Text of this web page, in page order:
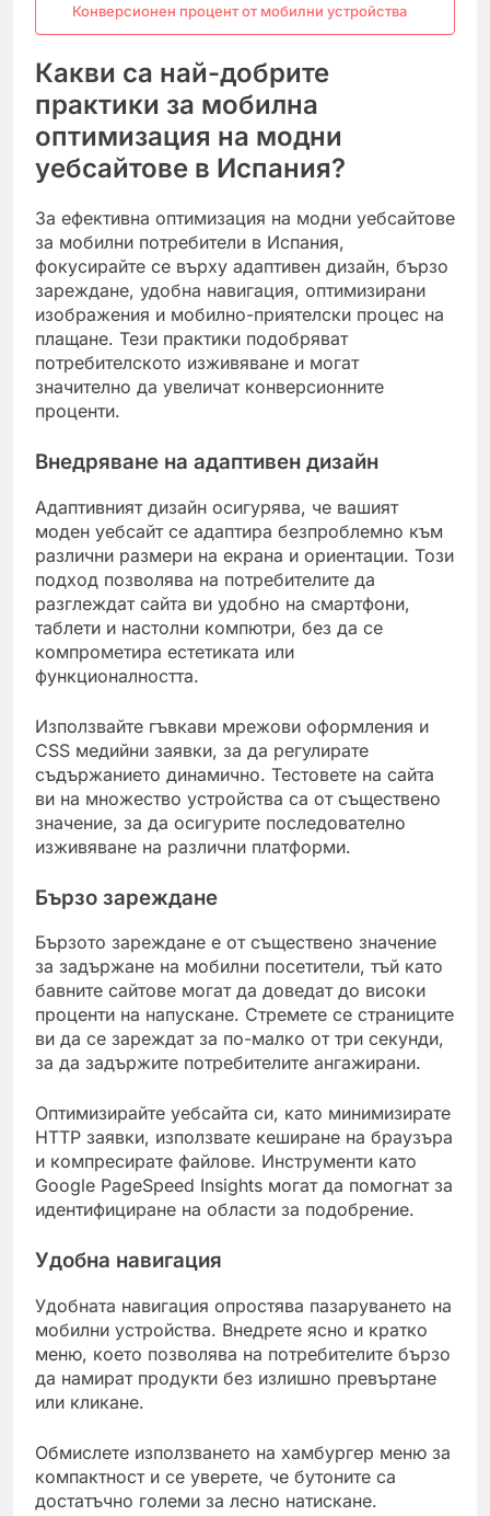
Конверсионен процент от мобилни устройства
Какви са най-добрите
практики за мобилна
оптимизация на модни
уебсайтове в Испания?
За ефективна оптимизация на модни уебсайтове
за мобилни потребители в Испания,
фокусирайте се върху адаптивен дизайн, бързо
зареждане, удобна навигация, оптимизирани
изображения и мобилно-приятелски процес на
плащане. Тези практики подобряват
потребителското изживяване и могат
значително да увеличат конверсионните
проценти.
Внедряване на адаптивен дизайн
Адаптивният дизайн осигурява, че вашият
моден уебсайт се адаптира безпроблемно към
различни размери на екрана и ориентации. Този
подход позволява на потребителите да
разглеждат сайта ви удобно на смартфони,
таблети и настолни компютри, без да се
компрометира естетиката или
функционалността.
Използвайте гъвкави мрежови оформления и
CSS медийни заявки, за да регулирате
съдържанието динамично. Тестовете на сайта
ви на множество устройства са от съществено
значение, за да осигурите последователно
изживяване на различни платформи.
Бързо зареждане
Бързото зареждане е от съществено значение
за задържане на мобилни посетители, тъй като
бавните сайтове могат да доведат до високи
проценти на напускане. Стремете се страниците
ви да се зареждат за по-малко от три секунди,
за да задържите потребителите ангажирани.
Оптимизирайте уебсайта си, като минимизирате
HTTP заявки, използвате кеширане на браузъра
и компресирате файлове. Инструменти като
Google PageSpeed Insights могат да помогнат за
идентифициране на области за подобрение.
Удобна навигация
Удобната навигация опростява пазаруването на
мобилни устройства. Внедрете ясно и кратко
меню, което позволява на потребителите бързо
да намират продукти без излишно превъртане
или кликане.
Обмислете използването на хамбургер меню за
компактност и се уверете, че бутоните са
достатъчно големи за лесно натискане.